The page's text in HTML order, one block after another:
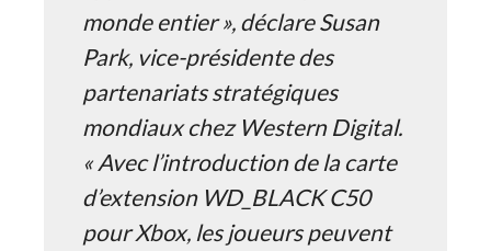
monde entier », déclare Susan
Park, vice-présidente des
partenariats stratégiques
mondiaux chez Western Digital.
« Avec l’introduction de la carte
d’extension WD_BLACK C50
pour Xbox, les joueurs peuvent